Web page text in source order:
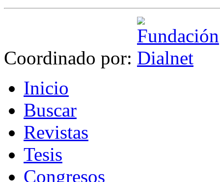
Coordinado por:
Inicio
Buscar
Revistas
Tesis
Congresos